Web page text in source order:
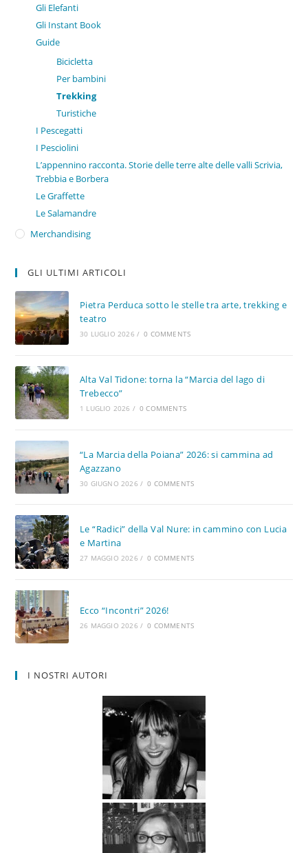
Gli Elefanti
Gli Instant Book
Guide
Bicicletta
Per bambini
Trekking
Turistiche
I Pescegatti
I Pesciolini
L’appennino racconta. Storie delle terre alte delle valli Scrivia,
Trebbia e Borbera
Le Graffette
Le Salamandre
Merchandising
GLI ULTIMI ARTICOLI
Pietra Perduca sotto le stelle tra arte, trekking e
teatro
30 LUGLIO 2026 / 0 COMMENTS
Alta Val Tidone: torna la “Marcia del lago di
Trebecco”
1 LUGLIO 2026 / 0 COMMENTS
“La Marcia della Poiana” 2026: si cammina ad
Agazzano
30 GIUGNO 2026 / 0 COMMENTS
Le “Radici” della Val Nure: in cammino con Lucia
e Martina
27 MAGGIO 2026 / 0 COMMENTS
Ecco “Incontri” 2026!
26 MAGGIO 2026 / 0 COMMENTS
I NOSTRI AUTORI